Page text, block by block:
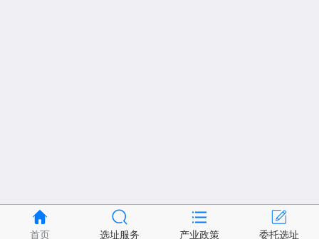
首页 选址服务 产业政策 委托选址